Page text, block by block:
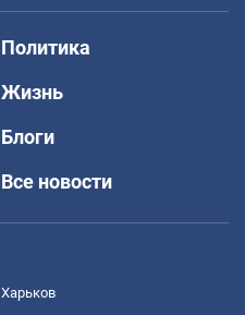
Политика
Жизнь
Блоги
Все новости
Харьков